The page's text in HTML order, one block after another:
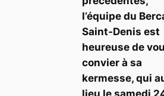
l’équipe du
Saint-Denis est
heureuse de
convier à sa
kermesse, qui